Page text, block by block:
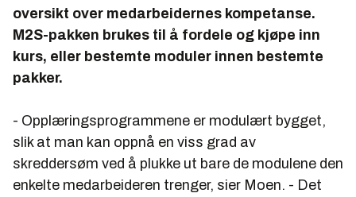
oversikt over medarbeidernes kompetanse.
M2S-pakken brukes til å fordele og kjøpe inn
kurs, eller bestemte moduler innen bestemte
pakker.
- Opplæringsprogrammene er modulært bygget,
slik at man kan oppnå en viss grad av
skreddersøm ved å plukke ut bare de modulene den
enkelte medarbeideren trenger, sier Moen. - Det